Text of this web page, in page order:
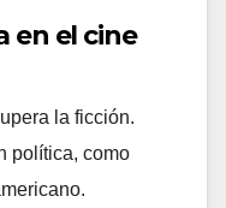
en el cine
la ficción.
política, como